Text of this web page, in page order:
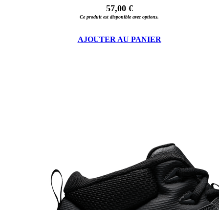
57,00 €
Ce produit est disponible avec options.
AJOUTER AU PANIER